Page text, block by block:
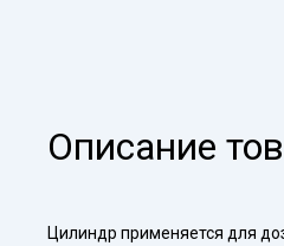
Описание
Цилиндр применяется для